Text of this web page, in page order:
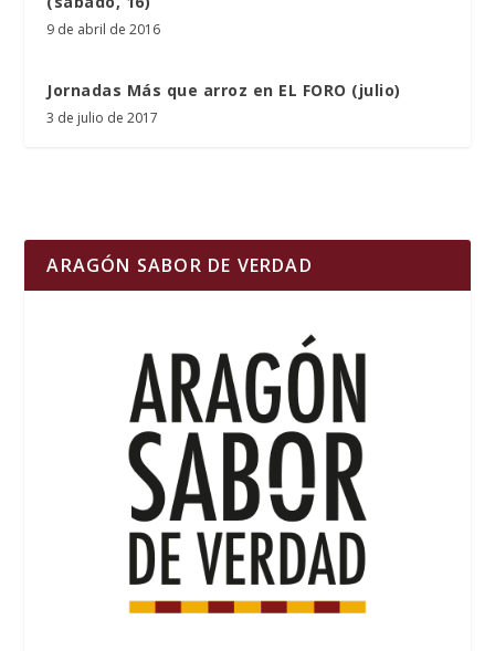
9 de abril de 2016
Jornadas Más que arroz en EL FORO (julio)
3 de julio de 2017
ARAGÓN SABOR DE VERDAD